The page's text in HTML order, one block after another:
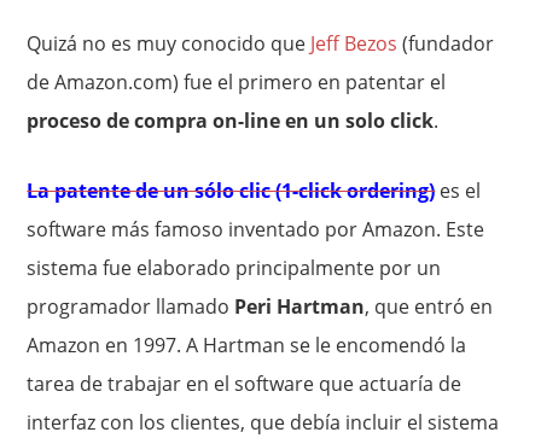
Quizá no es muy conocido que Jeff Bezos (fundador
de Amazon.com) fue el primero en patentar el
proceso de compra on-line en un solo click.
La patente de un sólo clic (1-click ordering) es el
software más famoso inventado por Amazon. Este
sistema fue elaborado principalmente por un
programador llamado Peri Hartman, que entró en
Amazon en 1997. A Hartman se le encomendó la
tarea de trabajar en el software que actuaría de
interfaz con los clientes, que debía incluir el sistema